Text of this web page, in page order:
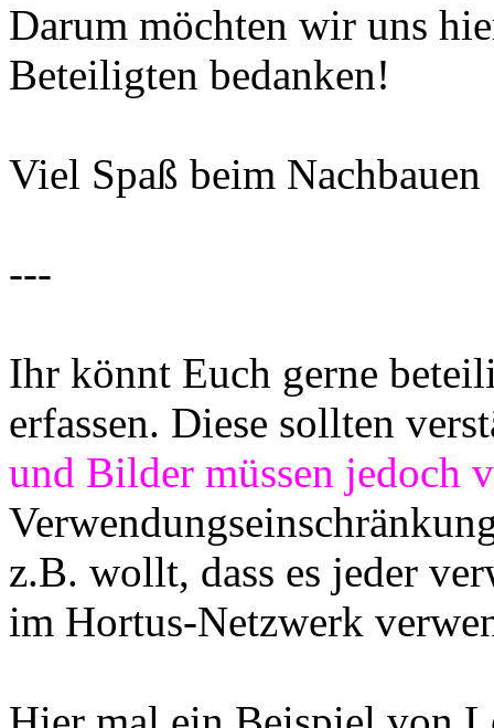
Darum möchten wir uns
Beteiligten bedanken!
Viel Spaß beim Nachbauen
---
Ihr könnt Euch gerne
erfassen. Diese sollten
und Bilder müssen jedoch
z.B. wollt, dass es jeder
im Hortus-Netzwerk